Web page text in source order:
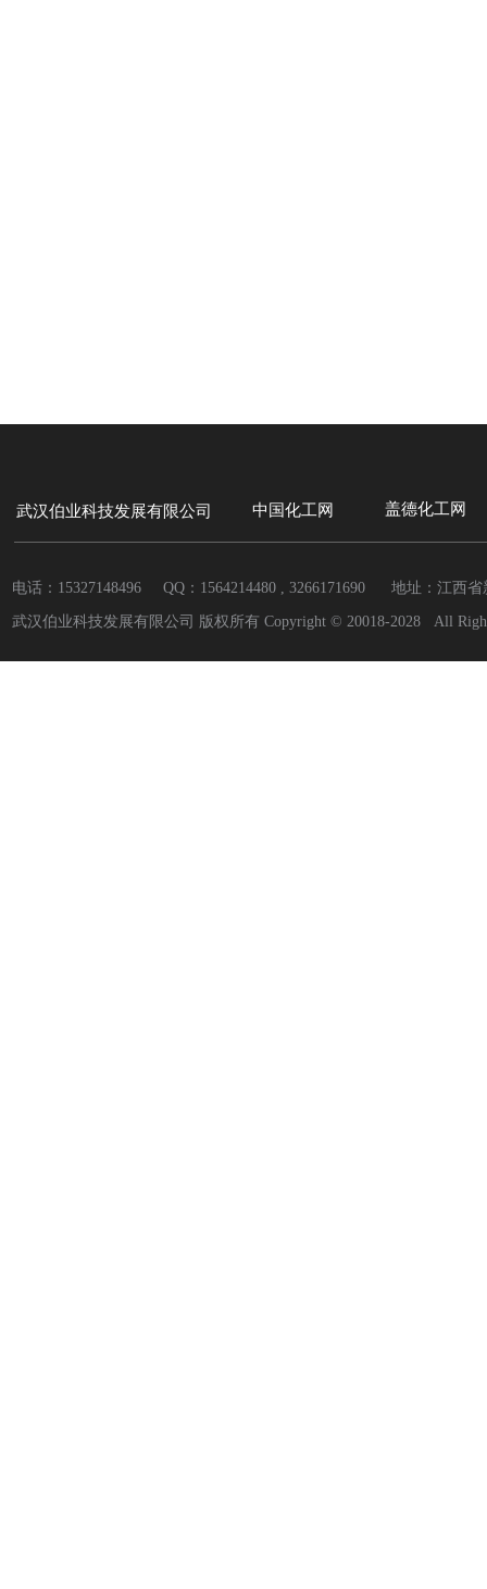
武汉伯业科技发展有限公司 中国化工网 盖德化工网
电话：15327148496 QQ： 1564214480 , 3266171690 地址：江西省
武汉伯业科技发展有限公司 版权所有 Copyright © 20018-2028 All